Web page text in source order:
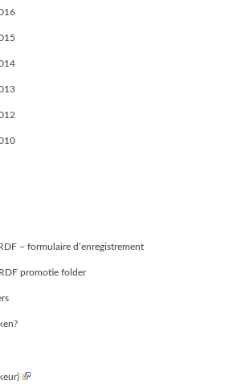
– formulaire d’enregistrement
promotie folder